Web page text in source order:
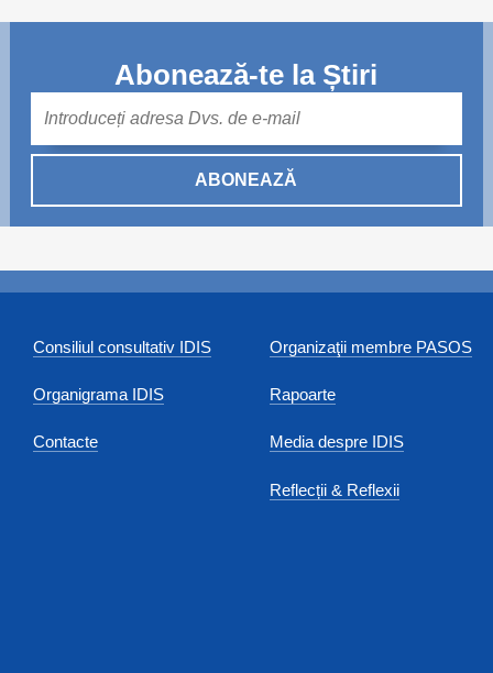
Abonează-te la Știri
ABONEAZĂ
Consiliul consultativ IDIS
Organigrama IDIS
Contacte
Organizaţii membre PASOS
Rapoarte
Media despre IDIS
Reflecții & Reflexii